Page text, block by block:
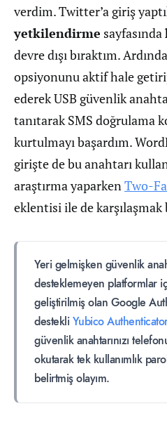
verdim. Twitter’a giriş
yetkilendirme sayfasında
devre dışı bıraktım.
opsiyonunu aktif hale
ederek USB güvenlik
tanıtarak SMS doğrulama
kurtulmayı başardım.
girişte de bu anahtarı
araştırma yaparken Two-
eklentisi ile de
Yeri gelmişken güvenlik
desteklemeyen platformlar
geliştirilmiş olan Google
destekli Yubico
güvenlik anahtarınızı
okutarak tek kullanımlık
belirtmiş olayım.